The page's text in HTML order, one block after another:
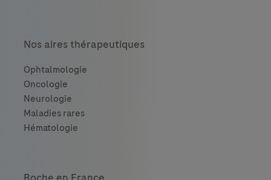
Nos aires thérapeutiques